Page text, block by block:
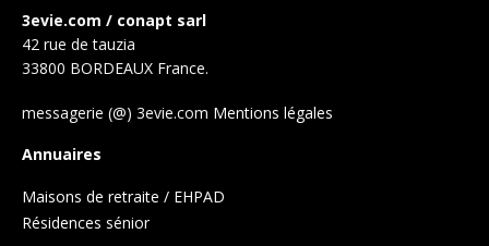
3evie.com / conapt sarl
42 rue de tauzia
33800 BORDEAUX France.
messagerie (@) 3evie.com Mentions légales
Annuaires
Maisons de retraite / EHPAD
Résidences sénior